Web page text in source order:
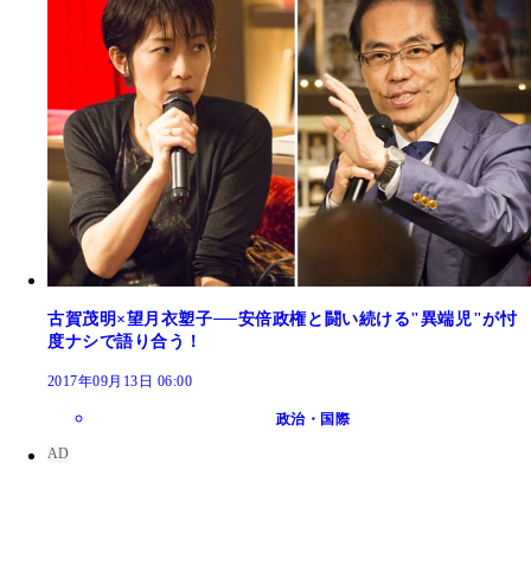
古賀茂明×望月衣塑子──安倍政権と闘い続ける"異端児"が忖
度ナシで語り合う！
2017年09月13日 06:00
政治・国際